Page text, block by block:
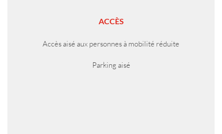
ACCÈS
Accès aisé aux personnes à mobilité réduite
Parking aisé